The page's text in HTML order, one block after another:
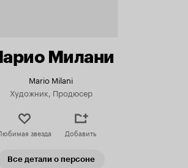
Милани
Mario Milani
Художник, Продюсер
звезда Добавить
Все детали о персоне